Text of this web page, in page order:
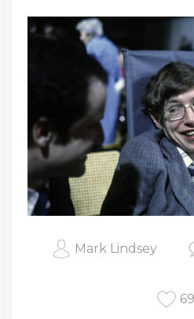
Mark Lindsey
69